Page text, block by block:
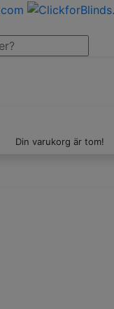
Din varukorg är tom!